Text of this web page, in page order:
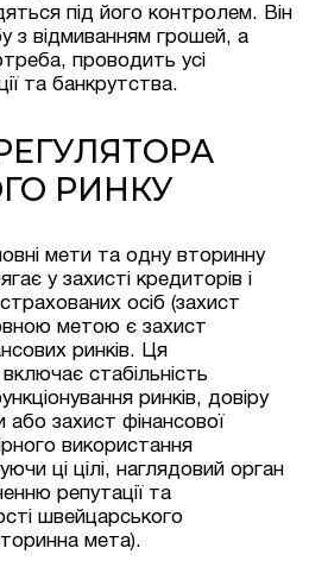
під його контролем. Він
з відмиванням грошей, а
проводить усі
та банкрутства.
РИНКУ
мети та одну вторинну
у захисті кредиторів і
осіб (захист
метою є захист
ринків. Ця
стабільність
ринків, довіру
або захист фінансової
використання
ці цілі, наглядовий орган
репутації та
швейцарського
мета).